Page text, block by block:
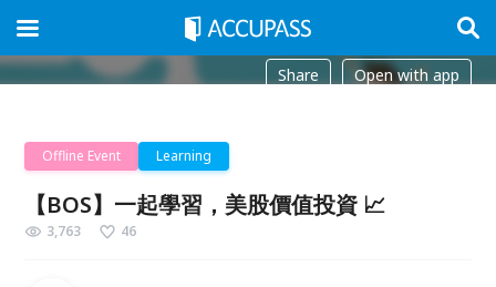
Share Open with app
Offline Event Learning
【BOS】一起學習，美股價值投資 📈
3,763 46